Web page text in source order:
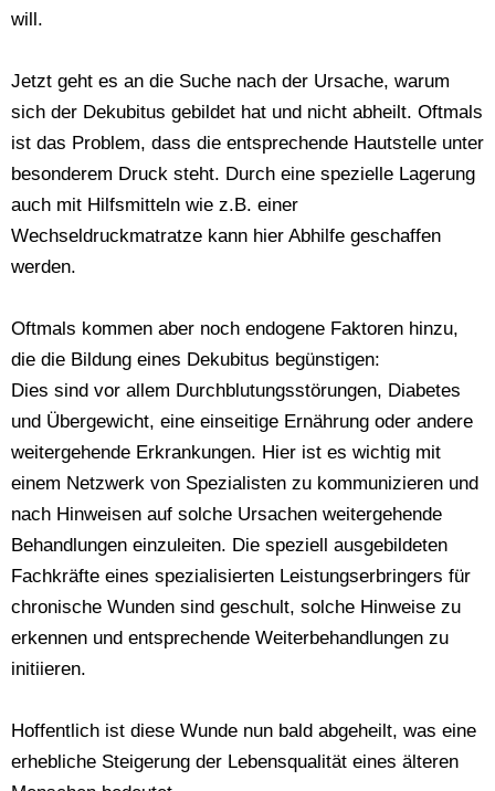
will.
Jetzt geht es an die Suche nach der Ursache, warum
sich der Dekubitus gebildet hat und nicht abheilt. Oftmals
ist das Problem, dass die entsprechende Hautstelle unter
besonderem Druck steht. Durch eine spezielle Lagerung
auch mit Hilfsmitteln wie z.B. einer
Wechseldruckmatratze kann hier Abhilfe geschaffen
werden.
Oftmals kommen aber noch endogene Faktoren hinzu,
die die Bildung eines Dekubitus begünstigen:
Dies sind vor allem Durchblutungsstörungen, Diabetes
und Übergewicht, eine einseitige Ernährung oder andere
weitergehende Erkrankungen. Hier ist es wichtig mit
einem Netzwerk von Spezialisten zu kommunizieren und
nach Hinweisen auf solche Ursachen weitergehende
Behandlungen einzuleiten. Die speziell ausgebildeten
Fachkräfte eines spezialisierten Leistungserbringers für
chronische Wunden sind geschult, solche Hinweise zu
erkennen und entsprechende Weiterbehandlungen zu
initiieren.
Hoffentlich ist diese Wunde nun bald abgeheilt, was eine
erhebliche Steigerung der Lebensqualität eines älteren